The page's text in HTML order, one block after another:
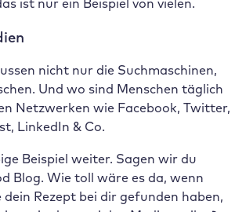
ist nur ein Beispiel von vielen.
nicht nur die Suchmaschinen,
Und wo sind Menschen täglich
Netzwerken wie Facebook, Twitter,
LinkedIn & Co.
Beispiel weiter. Sagen wir du
Blog. Wie toll wäre es da, wenn
dein Rezept bei dir gefunden haben,